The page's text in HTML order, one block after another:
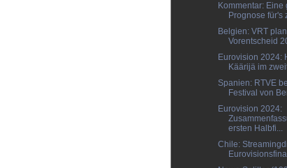
Kommentar: Eine
Prognose für's
Belgien: VRT
Vorentscheid
Eurovision 2024:
Käärijä im
Spanien: RTVE
Festival von
Eurovision 2024:
ersten Halbfi...
Chile: